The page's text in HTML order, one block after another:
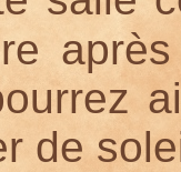
de